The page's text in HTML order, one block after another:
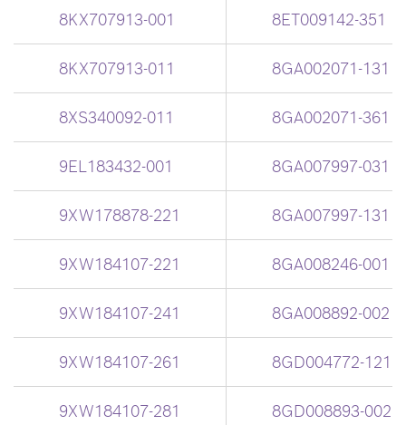
8KX707913-001 8ET009142-351
8KX707913-011 8GA002071-131
8XS340092-011 8GA002071-361
9EL183432-001 8GA007997-031
9XW178878-221 8GA007997-131
9XW184107-221 8GA008246-001
9XW184107-241 8GA008892-002
9XW184107-261 8GD004772-121
9XW184107-281 8GD008893-002